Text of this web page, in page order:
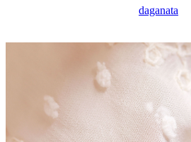
daganata